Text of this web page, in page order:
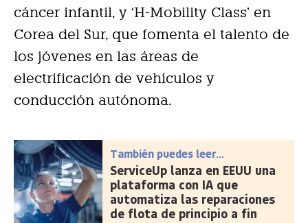
cáncer infantil, y ‘H-Mobility Class’ en
Corea del Sur, que fomenta el talento de
los jóvenes en las áreas de
electrificación de vehículos y
conducción autónoma.
También puedes leer...
ServiceUp lanza en EEUU una
plataforma con IA que
automatiza las reparaciones
de flota de principio a fin